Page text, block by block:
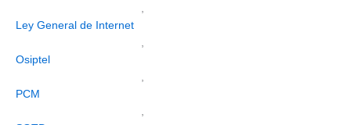
,
Ley General de Internet
,
Osiptel
,
PCM
,